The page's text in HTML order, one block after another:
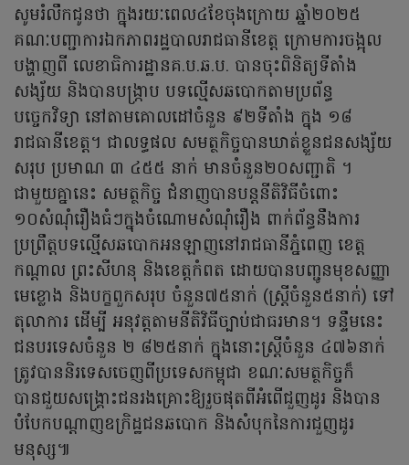
សូមរំលឹកជូនថា ក្នុងរយៈពេល៤ខែចុងក្រោយ ឆ្នាំ២០២៥
គណៈបញ្ជាការឯកភាពរដ្ឋបាលរាជធានីខេត្ត ក្រោមការចង្អុល
បង្ហាញពី លេខាធិការដ្ឋានគ.ប.ឆ.ប. បានចុះពិនិត្យទីតាំង
សង្ស័យ និងបានបង្ក្រាប បទល្មើសឆបោកតាមប្រព័ន្ធ
បច្ចេកវិទ្យា នៅតាមគោលដៅចំនួន ៩២ទីតាំង ក្នុង ១៨
រាជធានីខេត្ត។ ជាលទ្ធផល សមត្ថកិច្ចបានឃាត់ខ្លួនជនសង្ស័យ
សរុប ប្រមាណ ៣ ៤៥៥ នាក់ មានចំនួន២០សញ្ជាតិ ។
ជាមួយគ្នានេះ សមត្ថកិច្ច ជំនាញបានបន្តនីតិវិធីចំពោះ
១០សំណុំរឿងធំៗក្នុងចំណោមសំណុំរឿង ពាក់ព័ន្ធនឹងការ
ប្រព្រឹត្តបទល្មើសឆបោកអនឡាញនៅរាជធានីភ្នំពេញ ខេត្ត
កណ្តាល ព្រះសីហនុ និងខេត្តកំពត ដោយបានបញ្ជូនមុខសញ្ញា
មេខ្លោង និងបក្ខពួកសរុប ចំនួន៧៥នាក់ (ស្រ្តីចំនួន៥នាក់) ទៅ
តុលាការ ដើម្បី អនុវត្តតាមនីតិវិធីច្បាប់ជាធរមាន។ ទន្ទឹមនេះ
ជនបរទេសចំនួន ២ ៨២៥នាក់ ក្នុងនោះស្ត្រីចំនួន ៤៧៦នាក់
ត្រូវបាននិរទេសចេញពីប្រទេសកម្ពុជា ខណៈសមត្ថកិច្ចក៏
បានជួយសង្រ្គោះជនរងគ្រោះឱ្យរួចផុតពីអំពើជួញដូរ និងបាន
បំបែកបណ្តាញឧក្រិដ្ឋជនឆបោក និងសំបុកនៃការជួញដូរ
មនុស្ស៕